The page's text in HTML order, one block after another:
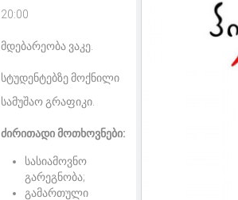
20:00
მდებარეობა ვაკე.
სტუდენტებზე მოქნილი
სამუშაო გრაფიკი.
ძირითადი მოთხოვნები:
სასიამოვნო
გარეგნობა;
გამართული